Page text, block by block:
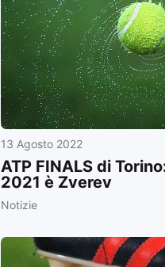
13 Agosto 2022
ATP FINALS di
2021 è Zverev
Notizie